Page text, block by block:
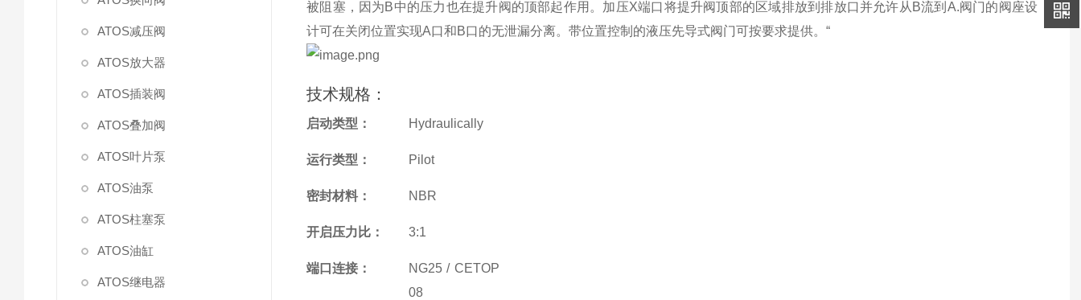
ATOS减压阀
ATOS放大器
ATOS插装阀
ATOS叠加阀
ATOS叶片泵
ATOS油泵
ATOS柱塞泵
ATOS油缸
ATOS继电器
被阻塞，因为B中的压力也在提升阀的顶部起作用。加压X端口将提升阀顶部的区域排放到排放口并允许从B流到A.阀门的阀座设
计可在关闭位置实现A口和B口的无泄漏分离。带位置控制的液压先导式阀门可按要求提供。“
技术规格：
启动类型： Hydraulically
运行类型： Pilot
密封材料： NBR
开启压力比： 3:1
端口连接：
NG25 / CETOP
08